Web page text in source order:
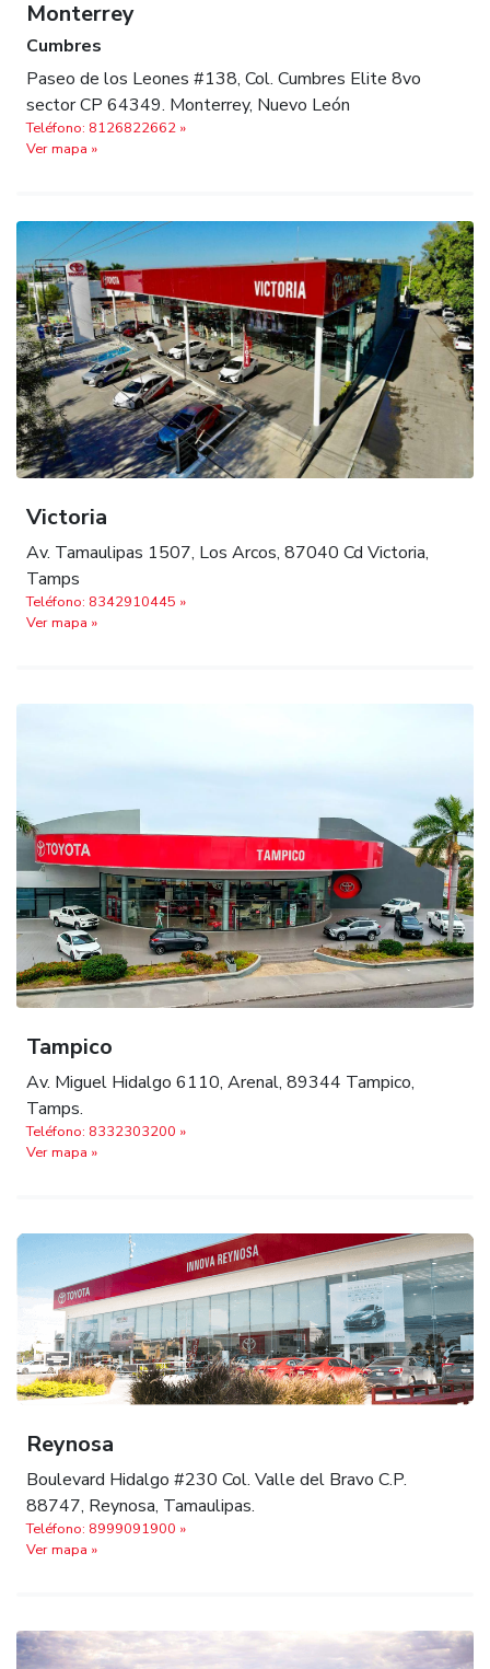
Monterrey
Cumbres
Paseo de los Leones #138, Col. Cumbres Elite 8vo
sector CP 64349. Monterrey, Nuevo León
Teléfono: 8126822662‬ »
Ver mapa »
Victoria
Av. Tamaulipas 1507, Los Arcos, 87040 Cd Victoria,
Tamps
Teléfono: 8342910445 »
Ver mapa »
Tampico
Av. Miguel Hidalgo 6110, Arenal, 89344 Tampico,
Tamps.
Teléfono: 8332303200 »
Ver mapa »
Reynosa
Boulevard Hidalgo #230 Col. Valle del Bravo C.P.
88747, Reynosa, Tamaulipas.
Teléfono: 8999091900 »
Ver mapa »